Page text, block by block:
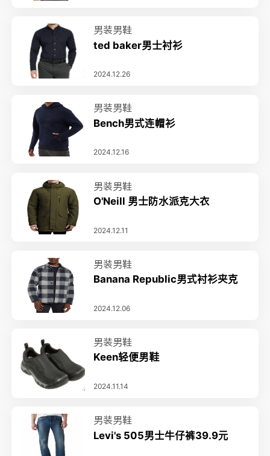
男装男鞋
ted baker男士衬衫
2024.12.26
男装男鞋
Bench男式连帽衫
2024.12.16
男装男鞋
O'Neill 男士防水派克大衣
2024.12.11
男装男鞋
Banana Republic男式衬衫夹克
2024.12.06
男装男鞋
Keen轻便男鞋
2024.11.14
男装男鞋
Levi's 505男士牛仔裤39.9元